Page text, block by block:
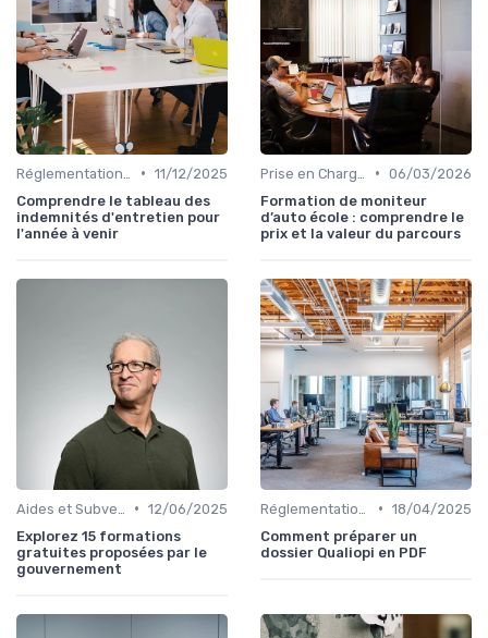
• 11/12/2025
Comprendre le tableau des
indemnités d'entretien pour
l'année à venir
• 06/03/2026
Formation de moniteur
d’auto école : comprendre le
prix et la valeur du parcours
• 12/06/2025
Explorez 15 formations
gratuites proposées par le
gouvernement
• 18/04/2025
Comment préparer un
dossier Qualiopi en PDF